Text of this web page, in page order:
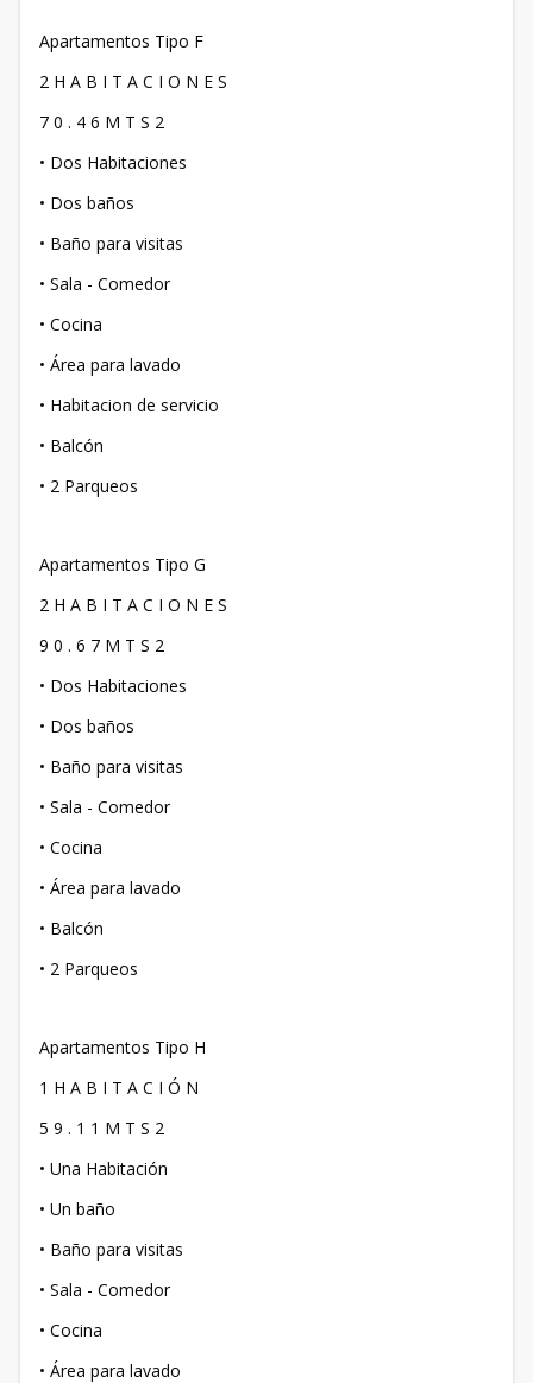
Apartamentos Tipo F
2 H A B I T A C I O N E S
7 0 . 4 6 M T S 2
• Dos Habitaciones
• Dos baños
• Baño para visitas
• Sala - Comedor
• Cocina
• Área para lavado
• Habitacion de servicio
• Balcón
• 2 Parqueos
Apartamentos Tipo G
2 H A B I T A C I O N E S
9 0 . 6 7 M T S 2
• Dos Habitaciones
• Dos baños
• Baño para visitas
• Sala - Comedor
• Cocina
• Área para lavado
• Balcón
• 2 Parqueos
Apartamentos Tipo H
1 H A B I T A C I Ó N
5 9 . 1 1 M T S 2
• Una Habitación
• Un baño
• Baño para visitas
• Sala - Comedor
• Cocina
• Área para lavado